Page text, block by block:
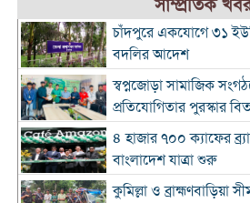
সাম্প্রতিক
চাঁদপুরে একযোগে ৩১
বদলির আদেশ
স্বপ্নজোড়া সামাজিক
প্রতিযোগিতার পুরস্কার
৪ হাজার ৭০০ ক্যাফের
বাংলাদেশ যাত্রা শুরু
কুমিল্লা ও ব্রাহ্মণবাড়িয়া